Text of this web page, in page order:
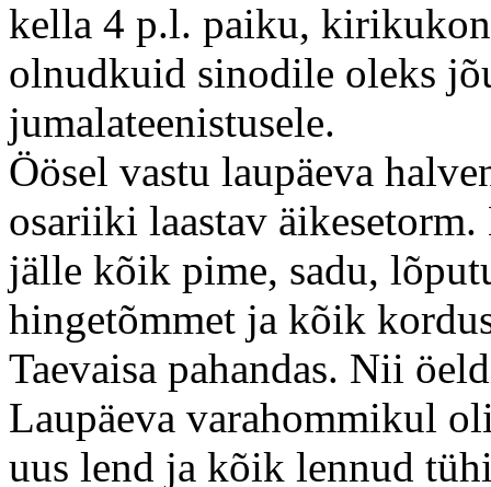
kella 4 p.l. paiku,
olnudkuid sinodile oleks
jumalateenistusele.
Öösel vastu laupäeva
osariiki laastav
jälle kõik pime, sadu,
hingetõmmet ja kõik
Taevaisa pahandas. Nii
Laupäeva varahommikul
uus lend ja kõik lennud